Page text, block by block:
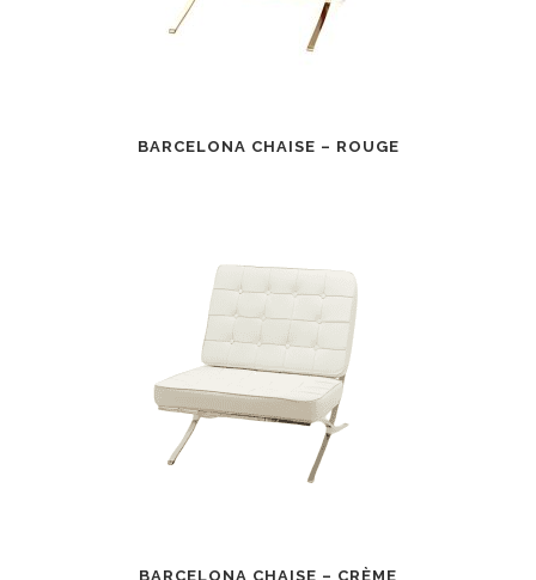
BARCELONA CHAISE – ROUGE
BARCELONA CHAISE – CRÈME